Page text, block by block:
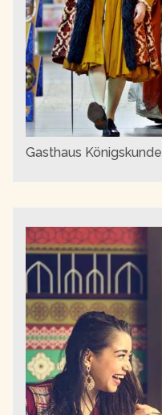
Gasthaus Königskunde